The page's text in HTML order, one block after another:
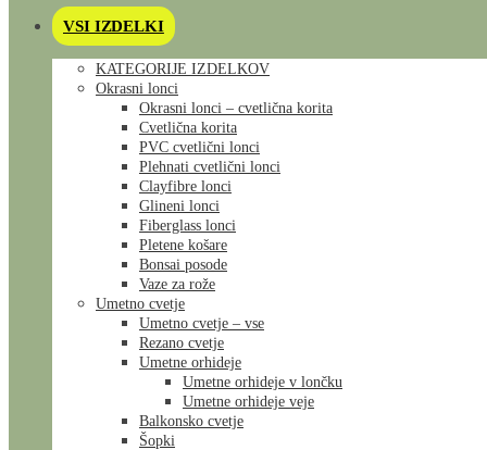
VSI IZDELKI
KATEGORIJE IZDELKOV
Okrasni lonci
Okrasni lonci – cvetlična korita
Cvetlična korita
PVC cvetlični lonci
Plehnati cvetlični lonci
Clayfibre lonci
Glineni lonci
Fiberglass lonci
Pletene košare
Bonsai posode
Vaze za rože
Umetno cvetje
Umetno cvetje – vse
Rezano cvetje
Umetne orhideje
Umetne orhideje v lončku
Umetne orhideje veje
Balkonsko cvetje
Šopki